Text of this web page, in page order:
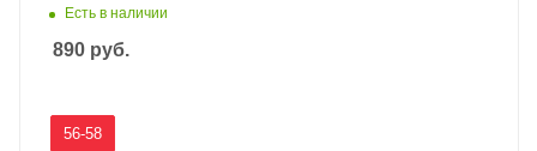
Есть в наличии
890 руб.
56-58